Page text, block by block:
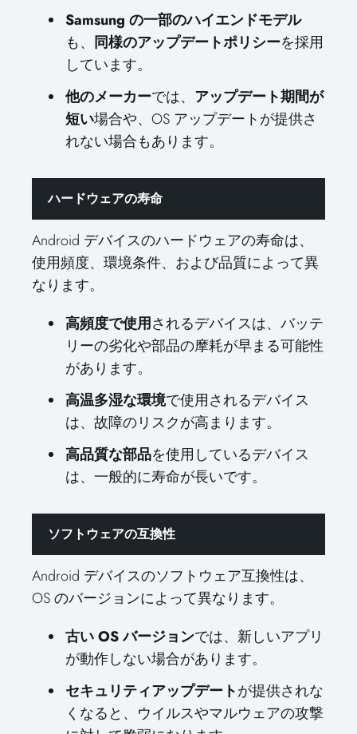
Samsung の一部のハイエンドモデル
も、 同様のアップデートポリシーを採用
しています。
他のメーカーでは、 アップデート期間が
短い場合や、OS アップデートが提供さ
れない場合もあります。
ハードウェアの寿命
Android デバイスのハードウェアの寿命は、
使用頻度、環境条件、および品質によって異
なります。
高頻度で使用されるデバイスは、バッテ
リーの劣化や部品の摩耗が早まる可能性
があります。
高温多湿な環境で使用されるデバイス
は、故障のリスクが高まります。
高品質な部品を使用しているデバイス
は、一般的に寿命が長いです。
ソフトウェアの互換性
Android デバイスのソフトウェア互換性は、
OS のバージョンによって異なります。
古い OS バージョンでは、新しいアプリ
が動作しない場合があります。
セキュリティアップデートが提供されな
くなると、ウイルスやマルウェアの攻撃